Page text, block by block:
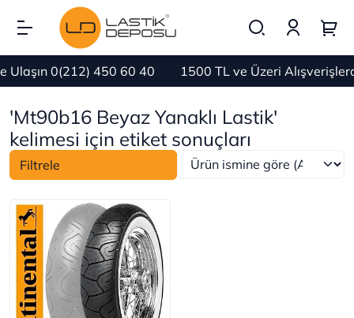
0(212) 450 60 40 1500 TL ve Üzeri
'Mt90b16 Beyaz Yanaklı Lastik'
kelimesi için etiket sonuçları
Filtrele